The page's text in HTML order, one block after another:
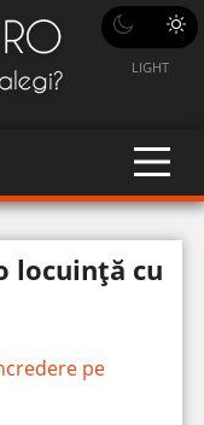
LIGHT
locuință cu
pe